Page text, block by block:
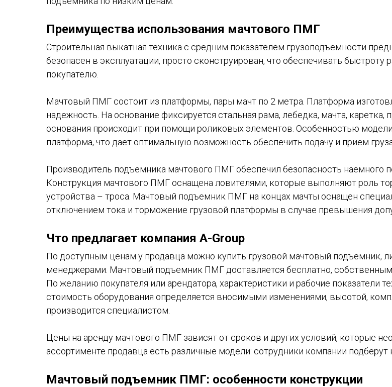
Преимущества использования мачтового ПМГ
Строительная выкатная техника с средним показателем грузоподъемности
безопасен в эксплуатации, просто сконструирован, что обеспечивать быстроту
покупателю.
Мачтовый ПМГ состоит из платформы, пары мачт по 2 метра. Платформа
надежность. На основание фиксируется стальная рама, лебедка, мачта,
основания происходит при помощи роликовых элементов. Особенностью
платформа, что дает оптимальную возможность обеспечить подачу и прием
Производитель подъемника мачтового ПМГ обеспечил безопасность наемного
Конструкция мачтового ПМГ оснащена ловителями, которые выполняют роль
устройства – троса. Мачтовый подъемник ПМГ на концах мачты оснащен
отключением тока и торможение грузовой платформы в случае превышения
Что предлагает компания A-Group
По доступным ценам у продавца можно купить грузовой мачтовый подъемник,
менеджерами. Мачтовый подъемник ПМГ доставляется бесплатно,
По желанию покупателя или арендатора, характеристики и рабочие показатели
стоимость оборудования определяется вносимыми изменениями, высотой,
производится специалистом.
Цены на аренду мачтового ПМГ зависят от сроков и других условий, которые
ассортименте продавца есть различные модели: сотрудники компании
Мачтовый подъемник ПМГ: особенности конструкции